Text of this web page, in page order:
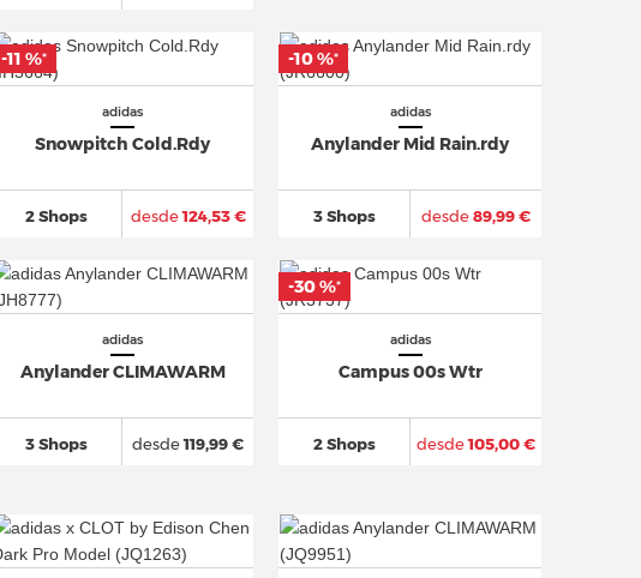
adidas
Snowpitch Cold.Rdy
2 Shops desde124,53 €
-11 %*
adidas
Anylander Mid Rain.rdy
3 Shops desde89,99 €
-10 %*
adidas
Anylander CLIMAWARM
3 Shops desde119,99 €
adidas
Campus 00s Wtr
2 Shops desde105,00 €
-30 %*